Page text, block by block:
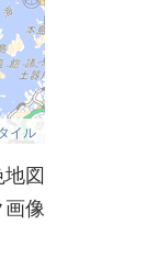
イル
図
像